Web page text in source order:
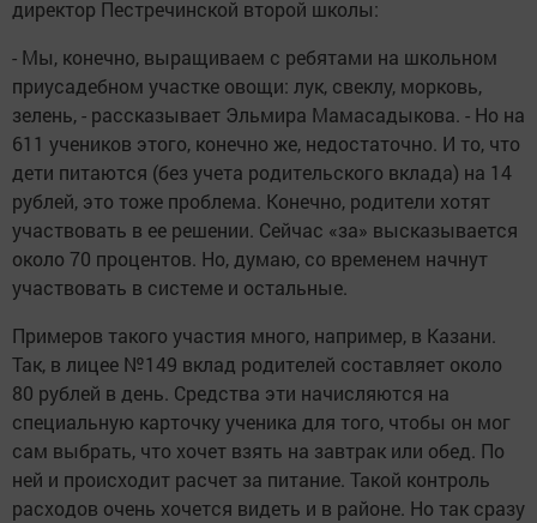
директор Пестречинской второй школы:
- Мы, конечно, выращиваем с ребятами на школьном
приусадебном участке овощи: лук, свеклу, морковь,
зелень, - рассказывает Эльмира Мамасадыкова. - Но на
611 учеников этого, конечно же, недостаточно. И то, что
дети питаются (без учета родительского вклада) на 14
рублей, это тоже проблема. Конечно, родители хотят
участвовать в ее решении. Сейчас «за» высказывается
около 70 процентов. Но, думаю, со временем начнут
участвовать в системе и остальные.
Примеров такого участия много, например, в Казани.
Так, в лицее №149 вклад родителей составляет около
80 рублей в день. Средства эти начисляются на
специальную карточку ученика для того, чтобы он мог
сам выбрать, что хочет взять на завтрак или обед. По
ней и происходит расчет за питание. Такой контроль
расходов очень хочется видеть и в районе. Но так сразу